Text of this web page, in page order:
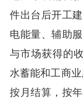
件出台后开工
电能量、辅助
与市场获得的
水蓄能和工商
按月结算，按